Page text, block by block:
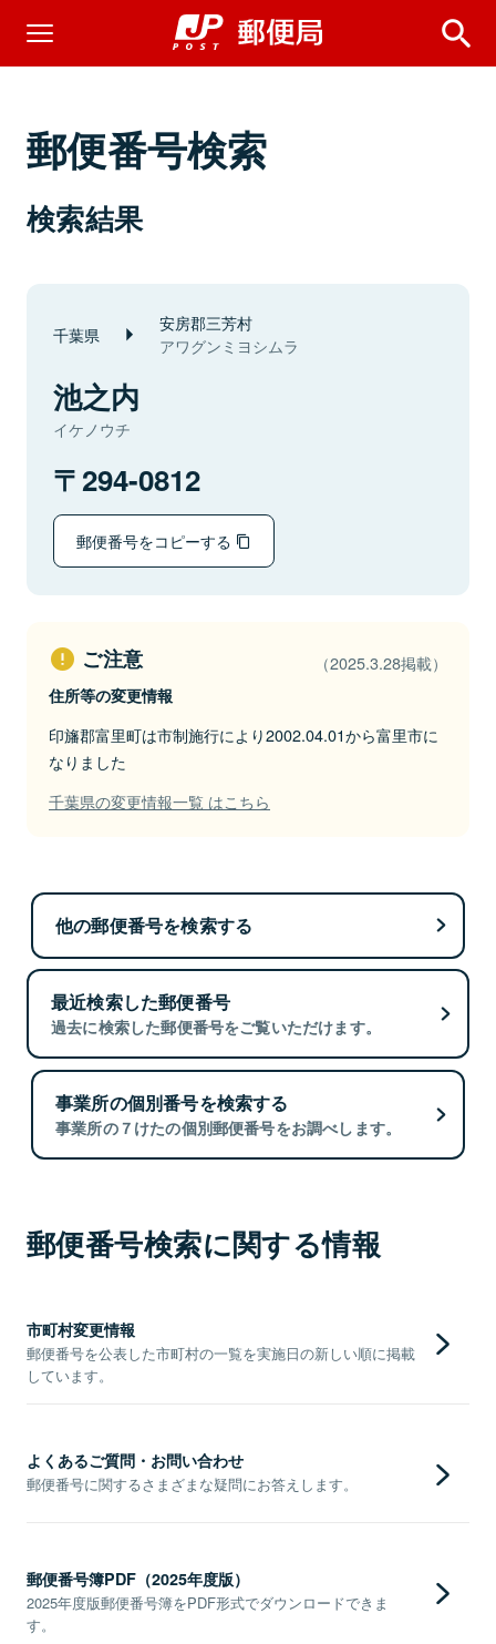
郵便番号検索
検索結果
千葉県 安房郡三芳村
アワグンミヨシムラ
池之内
イケノウチ
294-0812
郵便番号をコピーする
ご注意 （2025.3.28掲載）
住所等の変更情報
印旛郡富里町は市制施行により2002.04.01から富里市に
なりました
千葉県の変更情報一覧 はこちら
他の郵便番号を検索する
最近検索した郵便番号
過去に検索した郵便番号をご覧いただけます。
事業所の個別番号を検索する
事業所の７けたの個別郵便番号をお調べします。
郵便番号検索に関する情報
市町村変更情報
郵便番号を公表した市町村の一覧を実施日の新しい順に掲載
しています。
よくあるご質問・お問い合わせ
郵便番号に関するさまざまな疑問にお答えします。
郵便番号簿PDF（2025年度版）
2025年度版郵便番号簿をPDF形式でダウンロードできま
す。